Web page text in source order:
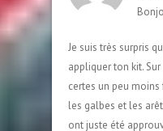
Je suis très surpris
appliquer ton kit.
certes un peu
les galbes et les
ont juste été